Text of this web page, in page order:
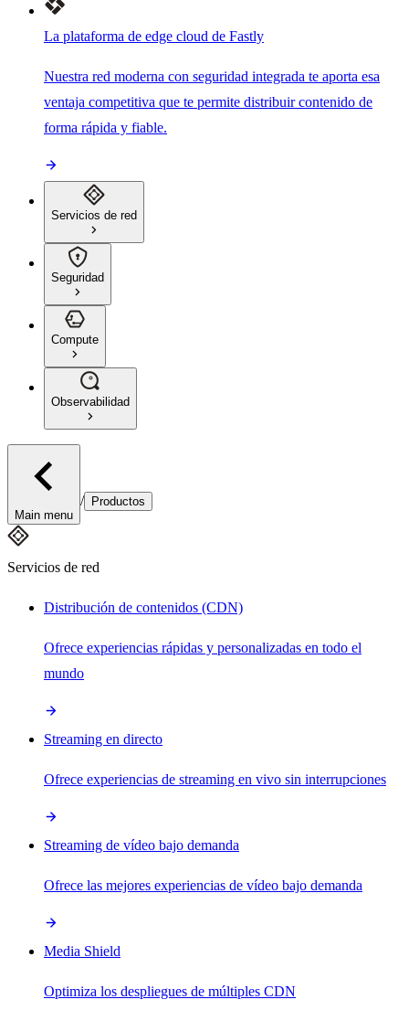
La plataforma de edge cloud de Fastly
Nuestra red moderna con seguridad integrada te aporta esa
ventaja competitiva que te permite distribuir contenido de
forma rápida y fiable.
Servicios de red
Seguridad
Compute
Observabilidad
Main menu
/ Productos
Servicios de red
Distribución de contenidos (CDN)
Ofrece experiencias rápidas y personalizadas en todo el
mundo
Streaming en directo
Ofrece experiencias de streaming en vivo sin interrupciones
Streaming de vídeo bajo demanda
Ofrece las mejores experiencias de vídeo bajo demanda
Media Shield
Optimiza los despliegues de múltiples CDN